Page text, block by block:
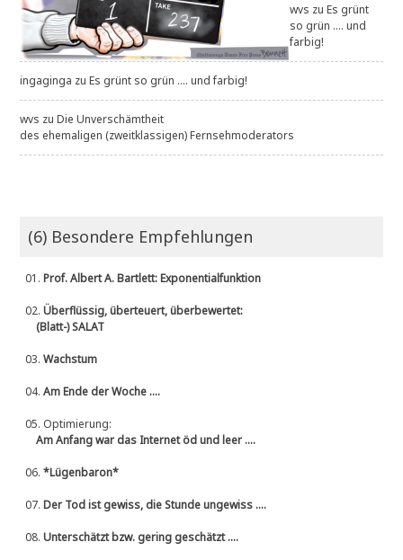
wvs zuEs grünt
so grün .... und
farbig!
ingaginga zuEs grünt so grün .... und farbig!
wvs zuDie Unverschämtheit
des ehemaligen (zweitklassigen) Fernsehmoderators
(6) Besondere Empfehlungen
01.Prof. Albert A. Bartlett: Exponentialfunktion
02.Überflüssig, überteuert, überbewertet:
(Blatt-) SALAT
03.Wachstum
04.Am Ende der Woche ....
05. Optimierung:
Am Anfang war das Internet öd und leer ....
06.*Lügenbaron*
07.Der Tod ist gewiss, die Stunde ungewiss ....
08.Unterschätzt bzw. gering geschätzt ....